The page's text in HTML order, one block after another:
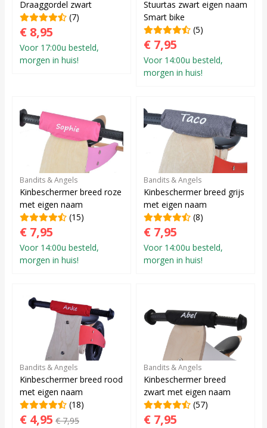
Draaggordel zwart
(7)
€ 8,95
Voor 17:00u besteld,
morgen in huis!
Stuurtas zwart eigen naam
Smart bike
(5)
€ 7,95
Voor 14:00u besteld,
morgen in huis!
Bandits & Angels
Kinbeschermer breed roze
met eigen naam
(15)
€ 7,95
Voor 14:00u besteld,
morgen in huis!
Bandits & Angels
Kinbeschermer breed grijs
met eigen naam
(8)
€ 7,95
Voor 14:00u besteld,
morgen in huis!
Bandits & Angels
Kinbeschermer breed rood
met eigen naam
(18)
€ 4,95 € 7,95
Bandits & Angels
Kinbeschermer breed
zwart met eigen naam
(57)
€ 7,95